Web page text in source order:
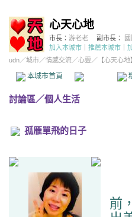
心天心地
市長： 游老老 副市長：
加入本城市
推薦本城市
udn／城市／情感交流／心靈 ／ 【心天心
本城市首頁
討論區／個人生活
孤雁單飛的日子
前